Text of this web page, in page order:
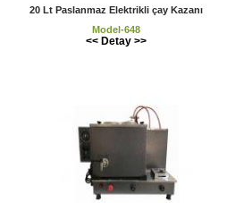
20 Lt Paslanmaz Elektrikli çay Kazanı
Model-648
<< Detay >>